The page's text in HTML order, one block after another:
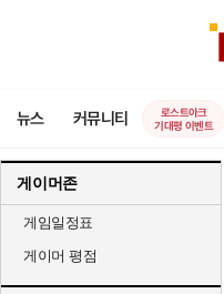
인
뉴스 커뮤니티
로스트아크
기대평 이벤트
게이머존
게임일정표
게이머 평점